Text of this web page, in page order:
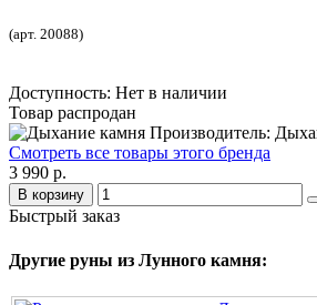
(арт. 20088)
Доступность: Нет в наличии
Товар распродан
Производитель:
Смотреть все товары этого бренда
3 990 р.
В корзину
Быстрый заказ
Другие руны из Лунного камня: